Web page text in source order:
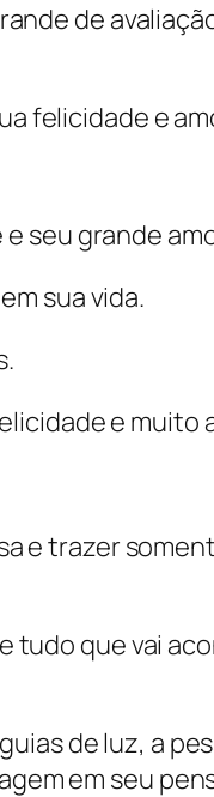
de
felicidade e
seu grande
sua vida.
e muito
e trazer
tudo que vai
de luz, a
em seu